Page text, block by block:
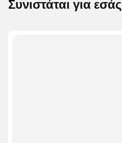
Συνιστάται για εσάς